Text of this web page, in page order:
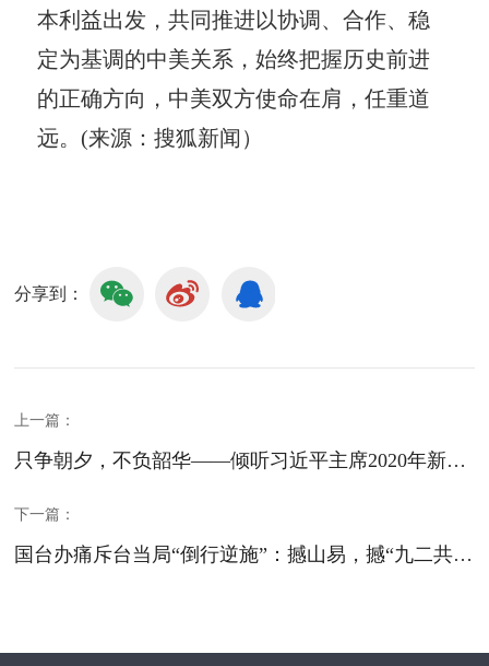
本利益出发，共同推进以协调、合作、稳
定为基调的中美关系，始终把握历史前进
的正确方向，中美双方使命在肩，任重道
远。(来源：搜狐新闻）
分享到：
上一篇：
只争朝夕，不负韶华——倾听习近平主席2020年新年贺词
下一篇：
国台办痛斥台当局“倒行逆施”：撼山易，撼“九二共识”难！